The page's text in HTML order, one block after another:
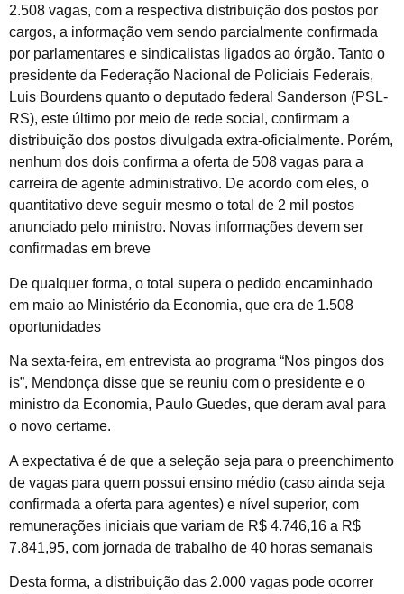
2.508 vagas, com a respectiva distribuição dos postos por
cargos, a informação vem sendo parcialmente confirmada
por parlamentares e sindicalistas ligados ao órgão. Tanto o
presidente da Federação Nacional de Policiais Federais,
Luis Bourdens quanto o deputado federal Sanderson (PSL-
RS), este último por meio de rede social, confirmam a
distribuição dos postos divulgada extra-oficialmente. Porém,
nenhum dos dois confirma a oferta de 508 vagas para a
carreira de agente administrativo. De acordo com eles, o
quantitativo deve seguir mesmo o total de 2 mil postos
anunciado pelo ministro. Novas informações devem ser
confirmadas em breve
De qualquer forma, o total supera o pedido encaminhado
em maio ao Ministério da Economia, que era de 1.508
oportunidades
Na sexta-feira, em entrevista ao programa “Nos pingos dos
is”, Mendonça disse que se reuniu com o presidente e o
ministro da Economia, Paulo Guedes, que deram aval para
o novo certame.
A expectativa é de que a seleção seja para o preenchimento
de vagas para quem possui ensino médio (caso ainda seja
confirmada a oferta para agentes) e nível superior, com
remunerações iniciais que variam de R$ 4.746,16 a R$
7.841,95, com jornada de trabalho de 40 horas semanais
Desta forma, a distribuição das 2.000 vagas pode ocorrer